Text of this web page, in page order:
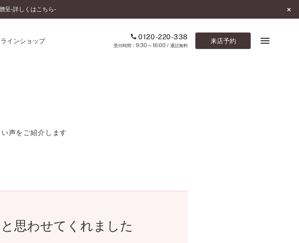
呈-詳しくはこちら-
インショップ 0120-220-338
9:30～16:00/ 通話無料
来店予約
は
は
グとは
ログ
声をご紹介します
思わせてくれました